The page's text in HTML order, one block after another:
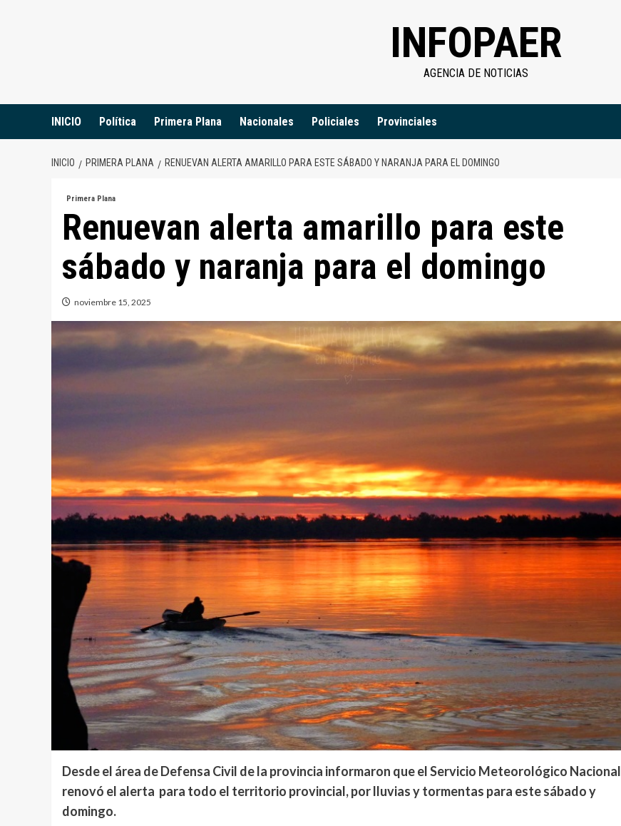
INFOPAER
AGENCIA DE NOTICIAS
INICIO Política Primera Plana Nacionales Policiales Provinciales
INICIO PRIMERA PLANA RENUEVAN ALERTA AMARILLO PARA ESTE SÁBADO Y NARANJA PARA EL DOMINGO
Primera Plana
Renuevan alerta amarillo para este
sábado y naranja para el domingo
noviembre 15, 2025
Desde el área de Defensa Civil de la provincia informaron que el Servicio Meteorológico Nacional
renovó el alerta para todo el territorio provincial, por lluvias y tormentas para este sábado y
domingo.